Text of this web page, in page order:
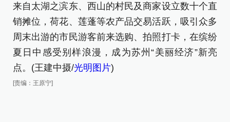
来自太湖之滨东、西山的村民及商家设立数十个直
销摊位，荷花、莲蓬等农产品交易活跃，吸引众多
周末出游的市民游客前来选购、拍照打卡，在缤纷
夏日中感受别样浪漫，成为苏州“美丽经济”新亮
点。(王建中摄/光明图片)
[责编：王原宁]